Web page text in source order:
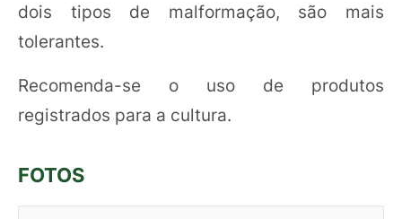
dois tipos de malformação, são mais
tolerantes.
Recomenda-se o uso de produtos
registrados para a cultura.
FOTOS